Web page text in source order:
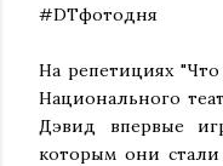
#DTфотодня
На репетициях
Национального
Дэвид впервые
которым они